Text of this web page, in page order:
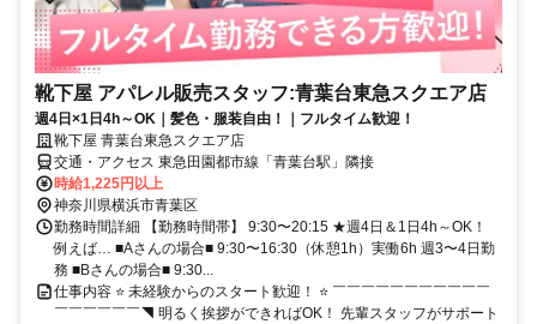
靴下屋 アパレル販売スタッフ:青葉台東急スクエア店
週4日×1日4h～OK｜髪色・服装自由！｜フルタイム歓迎！
靴下屋 青葉台東急スクエア店
交通・アクセス 東急田園都市線「青葉台駅」隣接
時給1,225円以上
神奈川県横浜市青葉区
勤務時間詳細 【勤務時間帯】 9:30〜20:15 ★週4日＆1日4h～OK！
例えば… ■Aさんの場合■ 9:30〜16:30（休憩1h）実働6h 週3〜4日勤
務 ■Bさんの場合■ 9:30...
仕事内容 ⭐ 未経験からのスタート歓迎！ ⭐ ￣￣￣￣￣￣￣￣￣￣￣
￣￣￣￣￣￣◥ 明るく挨拶ができればOK！ 先輩スタッフがサポート